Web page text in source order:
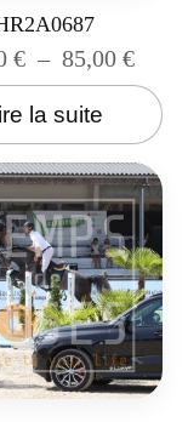
€ – 85,00€
la suite